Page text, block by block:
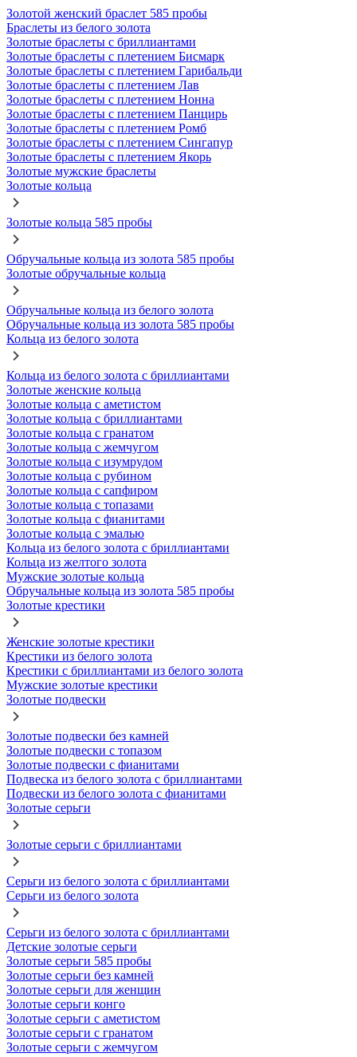
Золотой женский браслет 585 пробы
Браслеты из белого золота
Золотые браслеты с бриллиантами
Золотые браслеты с плетением Бисмарк
Золотые браслеты с плетением Гарибальди
Золотые браслеты с плетением Лав
Золотые браслеты с плетением Нонна
Золотые браслеты с плетением Панцирь
Золотые браслеты с плетением Ромб
Золотые браслеты с плетением Сингапур
Золотые браслеты с плетением Якорь
Золотые мужские браслеты
Золотые кольца
Золотые кольца 585 пробы
Обручальные кольца из золота 585 пробы
Золотые обручальные кольца
Обручальные кольца из белого золота
Обручальные кольца из золота 585 пробы
Кольца из белого золота
Кольца из белого золота с бриллиантами
Золотые женские кольца
Золотые кольца с аметистом
Золотые кольца с бриллиантами
Золотые кольца с гранатом
Золотые кольца с жемчугом
Золотые кольца с изумрудом
Золотые кольца с рубином
Золотые кольца с сапфиром
Золотые кольца с топазами
Золотые кольца с фианитами
Золотые кольца с эмалью
Кольца из белого золота с бриллиантами
Кольца из желтого золота
Мужские золотые кольца
Обручальные кольца из золота 585 пробы
Золотые крестики
Женские золотые крестики
Крестики из белого золота
Крестики с бриллиантами из белого золота
Мужские золотые крестики
Золотые подвески
Золотые подвески без камней
Золотые подвески с топазом
Золотые подвески с фианитами
Подвеска из белого золота с бриллиантами
Подвески из белого золота с фианитами
Золотые серьги
Золотые серьги с бриллиантами
Серьги из белого золота с бриллиантами
Серьги из белого золота
Серьги из белого золота с бриллиантами
Детские золотые серьги
Золотые серьги 585 пробы
Золотые серьги без камней
Золотые серьги для женщин
Золотые серьги конго
Золотые серьги с аметистом
Золотые серьги с гранатом
Золотые серьги с жемчугом